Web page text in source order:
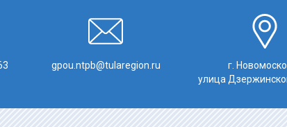
gpou.ntpb@tularegion.ru
г.
улица